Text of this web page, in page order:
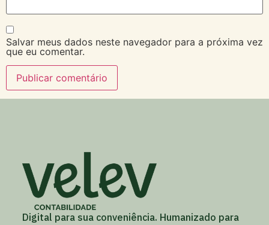
Salvar meus dados neste navegador para a próxima vez
que eu comentar.
Digital para sua conveniência. Humanizado para